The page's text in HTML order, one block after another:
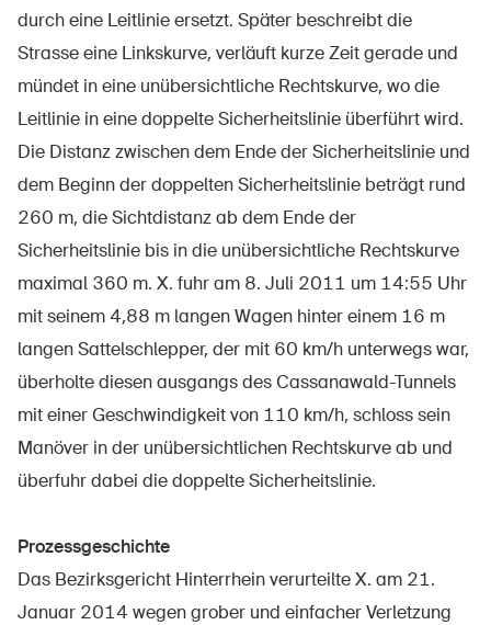
Sinus Plus
Kampagnen
Offene Stellen
Bestellen & herunterladen
Kurse & Veranstaltungen
Rechtsfragen & Gerichtsentscheide
Sicherheitsdelegierte & Gemeinden
Kontakt & Beratung
durch eine Leitlinie ersetzt. Später beschreibt die
Strasse eine Linkskurve, verläuft kurze Zeit gerade und
mündet in eine unübersichtliche Rechtskurve, wo die
Leitlinie in eine doppelte Sicherheitslinie überführt wird.
Die Distanz zwischen dem Ende der Sicherheitslinie und
dem Beginn der doppelten Sicherheitslinie beträgt rund
260 m, die Sichtdistanz ab dem Ende der
Sicherheitslinie bis in die unübersichtliche Rechtskurve
maximal 360 m. X. fuhr am 8. Juli 2011 um 14:55 Uhr
mit seinem 4,88 m langen Wagen hinter einem 16 m
langen Sattelschlepper, der mit 60 km/h unterwegs war,
überholte diesen ausgangs des Cassanawald-Tunnels
mit einer Geschwindigkeit von 110 km/h, schloss sein
Manöver in der unübersichtlichen Rechtskurve ab und
überfuhr dabei die doppelte Sicherheitslinie.
Prozessgeschichte
Das Bezirksgericht Hinterrhein verurteilte X. am 21.
Januar 2014 wegen grober und einfacher Verletzung